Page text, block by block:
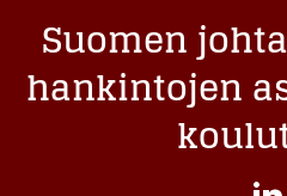
Suomen
hankintojen